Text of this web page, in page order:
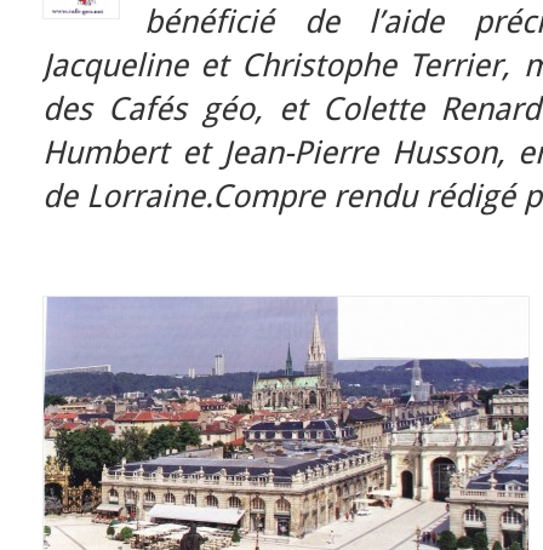
bénéficié de l’aide
Jacqueline et Christophe Terrier,
des Cafés géo, et Colette
Humbert et Jean-Pierre Husson,
de Lorraine.Compre rendu rédigé